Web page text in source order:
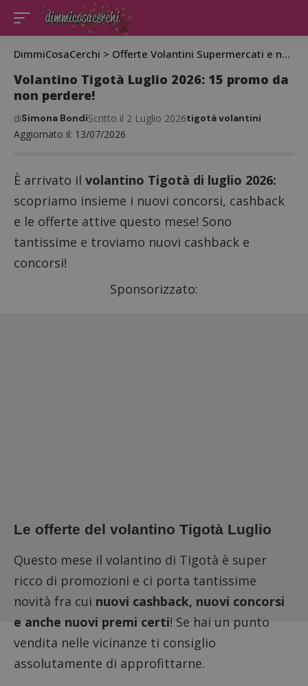
DimmiCosaCerchi > Offerte Volantini Supermercati e negozi
Volantino Tigotà Luglio 2026: 15 promo da
non perdere!
Aggiornato il: 13/07/2026
diSimona BondiScritto il 2 Luglio 2026tigotà volantini
È arrivato il volantino Tigotà di luglio 2026:
scopriamo insieme i nuovi concorsi, cashback
e le offerte attive questo mese! Sono
tantissime e troviamo nuovi cashback e
concorsi!
Sponsorizzato:
Le offerte del volantino Tigotà Luglio
Questo mese il volantino di Tigotà è super
ricco di promozioni e ci porta tantissime
novità fra cui nuovi cashback, nuovi concorsi
e anche nuovi premi certi! Se hai un punto
vendita nelle vicinanze ti consiglio
assolutamente di approfittarne.